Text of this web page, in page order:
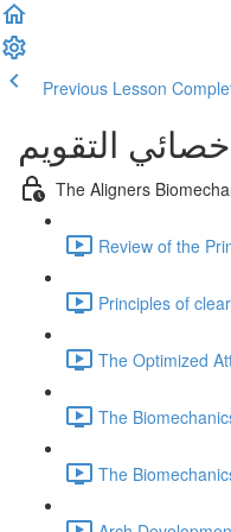
Previous Lesson
التقويم